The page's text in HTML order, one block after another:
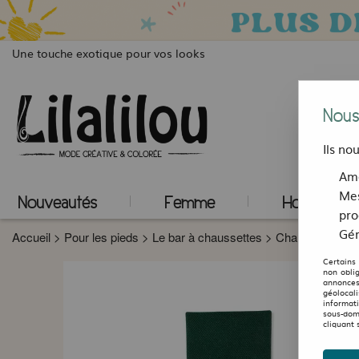
Une touche exotique pour vos looks
Nouveautés Femme Homme
Accueil > Pour les pieds > Le bar à chaussettes > Chaussettes
Ils
Certains
non
sous-
cliquant